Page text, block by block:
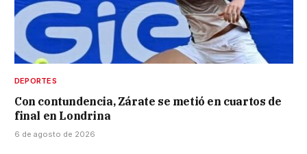
DEPORTES
Con contundencia, Zárate se metió en cuartos de
final en Londrina
6 de agosto de 2026